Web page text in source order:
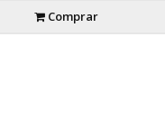
Comprar